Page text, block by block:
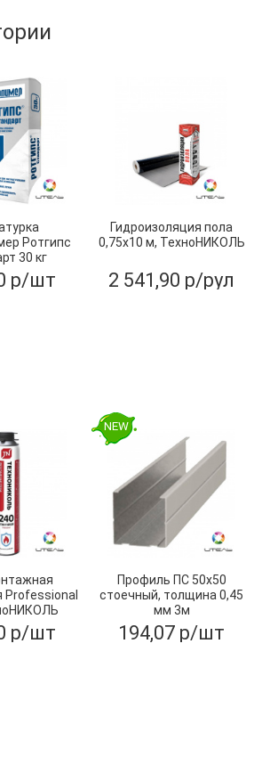
Ротгипс
30 кг
р/шт
Гидроизоляция пола
0,75х10 м, ТехноНИКОЛЬ
2 541,90 р/рул
Professional
р/шт
NEW
Профиль ПС 50х50
стоечный, толщина 0,45
мм 3м
194,07 р/шт